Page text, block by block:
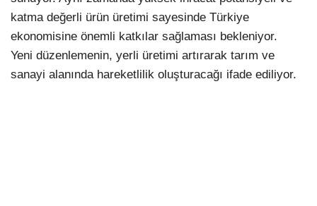
katma değerli ürün üretimi sayesinde Türkiye
ekonomisine önemli katkılar sağlaması bekleniyor.
Yeni düzenlemenin, yerli üretimi artırarak tarım ve
sanayi alanında hareketlilik oluşturacağı ifade ediliyor.